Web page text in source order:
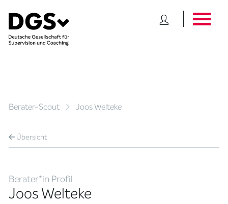
Berater-Scout Joos Welteke
Übersicht
Berater*in Profil
Joos Welteke